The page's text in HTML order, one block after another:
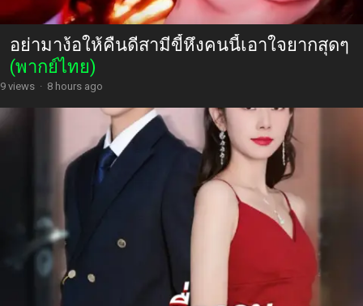
อย่ามาง้อให้คืนดีสามีขี้หึงคนนี้เอาใจยากสุดๆ
(พากย์ไทย)
9 views · 8 hours ago